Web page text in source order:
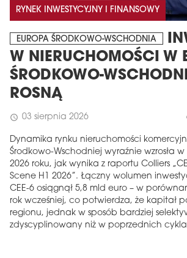
RYNEK INWESTYCYJNY I FINANSOWY
EUROPA ŚRODKOWO-WSCHODNIA
W NIERUCHOMOŚCI W
ŚRODKOWO-
ROSNĄ
schedule 03 sierpnia 2026
Dynamika rynku nieruchomości
Środkowo-Wschodniej wyraźnie wzrosła
2026 roku, jak wynika z raportu Colliers
Scene H1 2026”. Łączny wolumen
CEE-6 osiągnął 5,8 mld euro – w
rok wcześniej, co potwierdza, że ​​kapitał
regionu, jednak w sposób bardziej
zdyscyplinowany niż w poprzednich